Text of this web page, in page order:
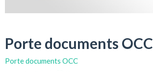
Porte documents OCC
Porte documents OCC